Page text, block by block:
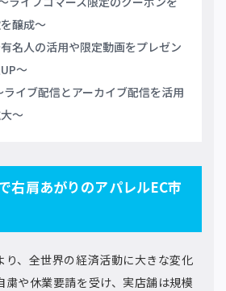
醸成～
名人の活用や限定動画をプレゼン
～
ライブ配信とアーカイブ配信を活用
～
右肩あがりのアパレルEC市
り、全世界の経済活動に大きな変化
粛や休業要請を受け、実店舗は規模